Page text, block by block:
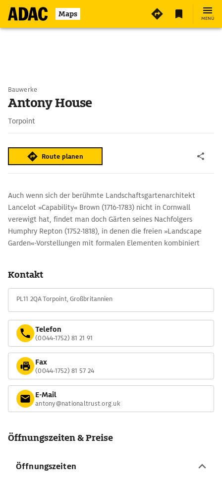
Maps MENÜ
Bauwerke
Antony House
Torpoint
Route planen
Auch wenn sich der berühmte Landschaftsgartenarchitekt
Lancelot »Capability« Brown (1716-1783) nicht in Cornwall
verewigt hat, findet man doch Gärten seines Nachfolgers
Humphry Repton (1752-1818), in denen die freien »Landscape
Garden«-Vorstellungen mit formalen Elementen kombiniert
nahe der A38 Richtung Liskeard.
Kontakt
PL11 2QA Torpoint, Großbritannien
Telefon
(0044-1752) 81 21 91
Fax
(0044-1752) 81 57 24
E-Mail
antony@nationaltrust.org.uk
Öffnungszeiten & Preise
Öffnungszeiten